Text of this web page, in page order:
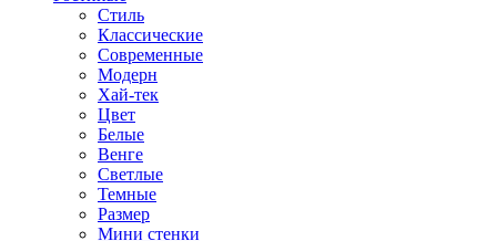
Стиль
Классические
Современные
Модерн
Хай-тек
Цвет
Белые
Венге
Светлые
Темные
Размер
Мини стенки